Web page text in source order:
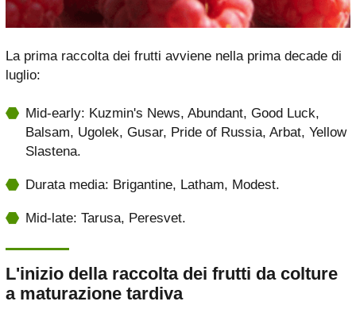
La prima raccolta dei frutti avviene nella prima decade di
luglio:
Mid-early: Kuzmin's News, Abundant, Good Luck,
Balsam, Ugolek, Gusar, Pride of Russia, Arbat, Yellow
Slastena.
Durata media: Brigantine, Latham, Modest.
Mid-late: Tarusa, Peresvet.
L'inizio della raccolta dei frutti da colture
a maturazione tardiva